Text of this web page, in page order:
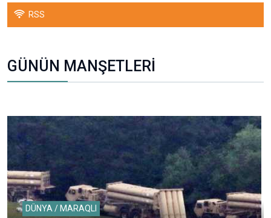
RSS
GÜNÜN MANŞETLERİ
DÜNYA / MARAQLI